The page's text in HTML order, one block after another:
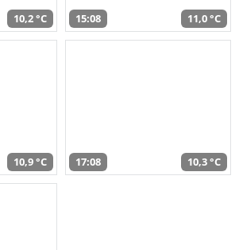
10,2 °C 15:08 11,0 °C
10,9 °C 17:08 10,3 °C